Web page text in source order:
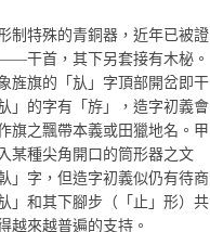
制特殊的青銅器，近年已被證
干首，其下另套接有木柲。
旌旗的「㫃」字頂部開岔即干
」的字有「斿」，造字初義會
旗之飄帶本義或田獵地名。甲
某種尖角開口的筒形器之文
」字，但造字初義似仍有待商
」和其下腳步（「止」形）共
越來越普遍的支持。